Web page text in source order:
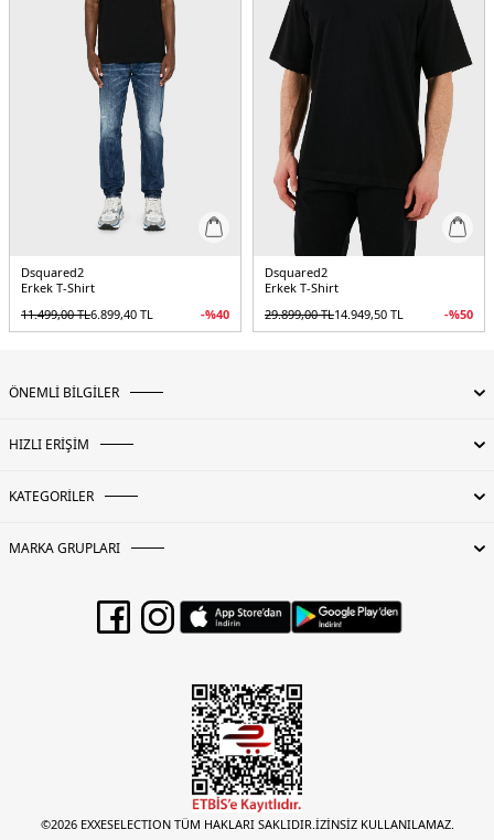
Dsquared2
Erkek T-Shirt
11.499,00TL6.899,40 TL -%40
Dsquared2
Erkek T-Shirt
29.899,00TL14.949,50 TL -%50
ÖNEMLİ BİLGİLER
HIZLI ERİŞİM
KATEGORİLER
MARKA GRUPLARI
©2026 EXXESELECTION TÜM HAKLARI SAKLIDIR.İZİNSİZ KULLANILAMAZ.